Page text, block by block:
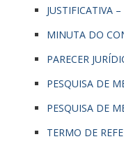
JUSTIFICATIVA
MINUTA DO
PARECER
PESQUISA DE
PESQUISA DE
TERMO DE